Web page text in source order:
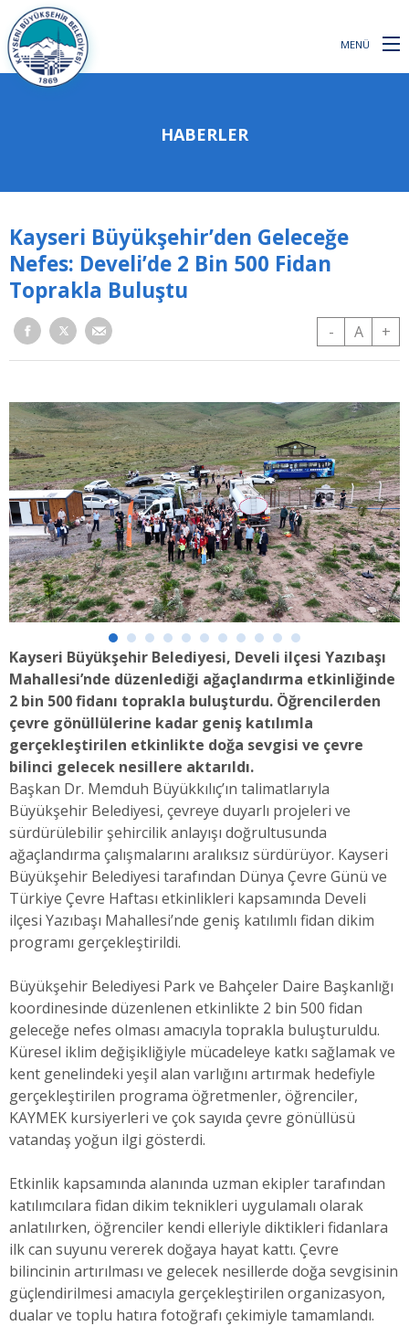
MENÜ
HABERLER
Kayseri Büyükşehir’den Geleceğe
Nefes: Develi’de 2 Bin 500 Fidan
Toprakla Buluştu
- A +
Kayseri Büyükşehir Belediyesi, Develi ilçesi Yazıbaşı
Mahallesi’nde düzenlediği ağaçlandırma etkinliğinde
2 bin 500 fidanı toprakla buluşturdu. Öğrencilerden
çevre gönüllülerine kadar geniş katılımla
gerçekleştirilen etkinlikte doğa sevgisi ve çevre
bilinci gelecek nesillere aktarıldı.
Başkan Dr. Memduh Büyükkılıç’ın talimatlarıyla
Büyükşehir Belediyesi, çevreye duyarlı projeleri ve
sürdürülebilir şehircilik anlayışı doğrultusunda
ağaçlandırma çalışmalarını aralıksız sürdürüyor. Kayseri
Büyükşehir Belediyesi tarafından Dünya Çevre Günü ve
Türkiye Çevre Haftası etkinlikleri kapsamında Develi
ilçesi Yazıbaşı Mahallesi’nde geniş katılımlı fidan dikim
programı gerçekleştirildi.
Büyükşehir Belediyesi Park ve Bahçeler Daire Başkanlığı
koordinesinde düzenlenen etkinlikte 2 bin 500 fidan
geleceğe nefes olması amacıyla toprakla buluşturuldu.
Küresel iklim değişikliğiyle mücadeleye katkı sağlamak ve
kent genelindeki yeşil alan varlığını artırmak hedefiyle
gerçekleştirilen programa öğretmenler, öğrenciler,
KAYMEK kursiyerleri ve çok sayıda çevre gönüllüsü
vatandaş yoğun ilgi gösterdi.
Etkinlik kapsamında alanında uzman ekipler tarafından
katılımcılara fidan dikim teknikleri uygulamalı olarak
anlatılırken, öğrenciler kendi elleriyle diktikleri fidanlara
ilk can suyunu vererek doğaya hayat kattı. Çevre
bilincinin artırılması ve gelecek nesillerde doğa sevgisinin
güçlendirilmesi amacıyla gerçekleştirilen organizasyon,
dualar ve toplu hatıra fotoğrafı çekimiyle tamamlandı.